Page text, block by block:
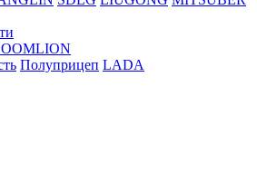
Полуприцеп LADA